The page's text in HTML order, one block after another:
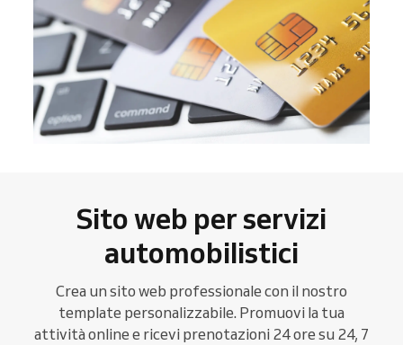
Sito web per servizi
automobilistici
Crea un sito web professionale con il nostro
template personalizzabile. Promuovi la tua
attività online e ricevi prenotazioni 24 ore su 24, 7